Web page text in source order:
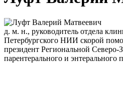
д. м. н., руководитель отдела
Петербургского НИИ скорой
президент Региональной Северо-
парентерального и энтерального